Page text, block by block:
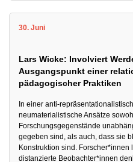
30. Juni
Lars Wicke: Involviert
Ausgangspunkt einer
pädagogischer Praktiken
In einer anti-
neumaterialistische Ansätze
Forschungsgegenstände
gegeben sind, als auch, dass sie
Konstruktion sind.
distanzierte Beobachter*innen